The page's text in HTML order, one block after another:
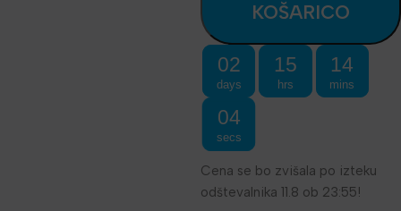
KOŠARICO
02
days
15
hrs
14
mins
04
secs
Cena se bo zvišala po izteku
odštevalnika 11.8 ob 23:55!